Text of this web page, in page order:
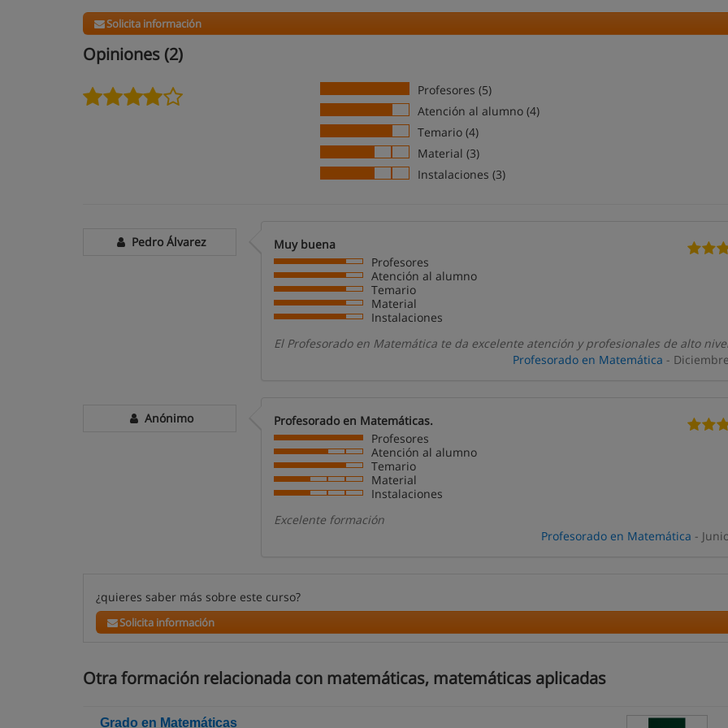
Solicita información
Opiniones (2)
Profesores (5)
Atención al alumno (4)
Temario (4)
Material (3)
Instalaciones (3)
Pedro Álvarez
Muy buena
Profesores
Atención al alumno
Temario
Material
Instalaciones
El Profesorado en Matemática te da excelente atención y profesionales de alto
Profesorado en Matemática -
Anónimo
Profesorado en Matemáticas.
Profesores
Atención al alumno
Temario
Material
Instalaciones
Excelente formación
Profesorado en Matemática -
¿quieres saber más sobre este curso?
Solicita información
Otra formación relacionada con matemáticas, matemáticas aplicadas
Grado en Matemáticas